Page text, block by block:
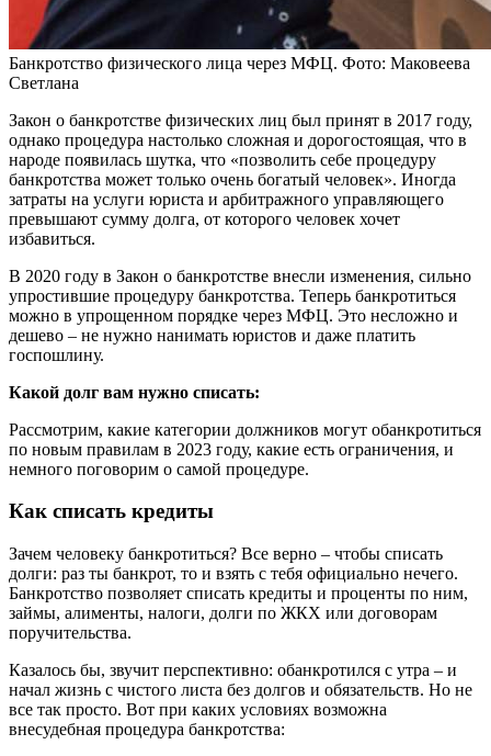
Банкротство физического лица через МФЦ. Фото: Маковеева
Светлана
Закон о банкротстве физических лиц был принят в 2017 году,
однако процедура настолько сложная и дорогостоящая, что в
народе появилась шутка, что «позволить себе процедуру
банкротства может только очень богатый человек». Иногда
затраты на услуги юриста и арбитражного управляющего
превышают сумму долга, от которого человек хочет
избавиться.
В 2020 году в Закон о банкротстве внесли изменения, сильно
упростившие процедуру банкротства. Теперь банкротиться
можно в упрощенном порядке через МФЦ. Это несложно и
дешево – не нужно нанимать юристов и даже платить
госпошлину.
Какой долг вам нужно списать:
Рассмотрим, какие категории должников могут обанкротиться
по новым правилам в 2023 году, какие есть ограничения, и
немного поговорим о самой процедуре.
Как списать кредиты
Зачем человеку банкротиться? Все верно – чтобы списать
долги: раз ты банкрот, то и взять с тебя официально нечего.
Банкротство позволяет списать кредиты и проценты по ним,
займы, алименты, налоги, долги по ЖКХ или договорам
поручительства.
Казалось бы, звучит перспективно: обанкротился с утра – и
начал жизнь с чистого листа без долгов и обязательств. Но не
все так просто. Вот при каких условиях возможна
внесудебная процедура банкротства: